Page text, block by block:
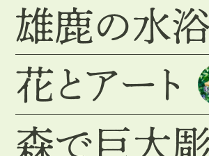
雄鹿の水
花とアート